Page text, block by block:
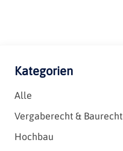
Kategorien
Alle
Vergaberecht & Baurecht
Hochbau